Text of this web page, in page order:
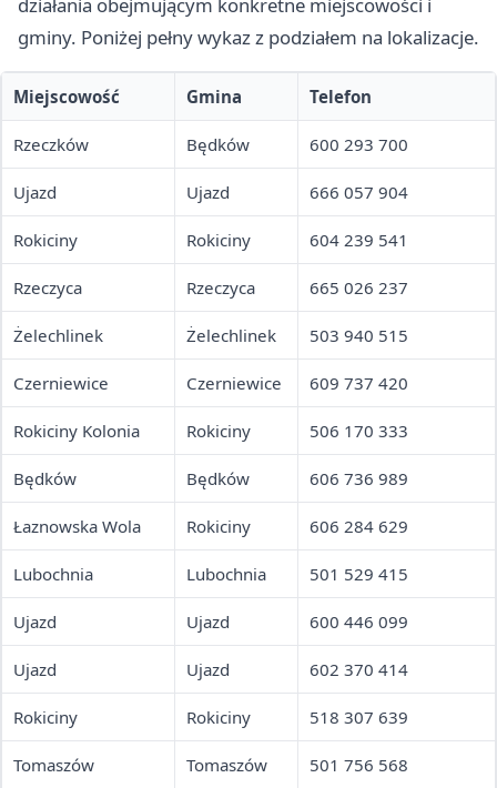
działania obejmującym konkretne miejscowości i
gminy. Poniżej pełny wykaz z podziałem na lokalizacje.
Miejscowość Gmina Telefon
Rzeczków Będków 600 293 700
Ujazd Ujazd 666 057 904
Rokiciny Rokiciny 604 239 541
Rzeczyca Rzeczyca 665 026 237
Żelechlinek Żelechlinek 503 940 515
Czerniewice Czerniewice 609 737 420
Rokiciny Kolonia Rokiciny 506 170 333
Będków Będków 606 736 989
Łaznowska Wola Rokiciny 606 284 629
Lubochnia Lubochnia 501 529 415
Ujazd Ujazd 600 446 099
Ujazd Ujazd 602 370 414
Rokiciny Rokiciny 518 307 639
Tomaszów
Tomaszów
501 756 568